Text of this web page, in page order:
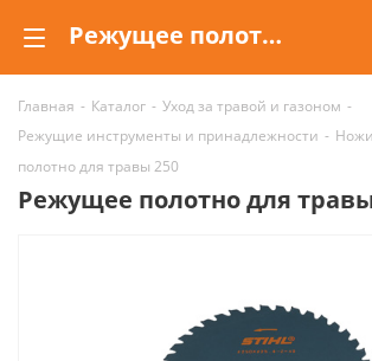
Режущее полотно для травы 250 Stihl
Главная - Каталог - Уход за травой и газоном -
Режущие инструменты и принадлежности -
полотно для травы 250
Режущее полотно для